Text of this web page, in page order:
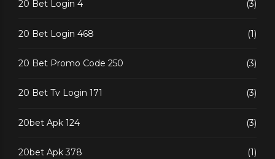
20 Bet Login 4 (3)
20 Bet Login 468 (1)
20 Bet Promo Code 250 (3)
20 Bet Tv Login 171 (3)
20bet Apk 124 (3)
20bet Apk 378 (1)